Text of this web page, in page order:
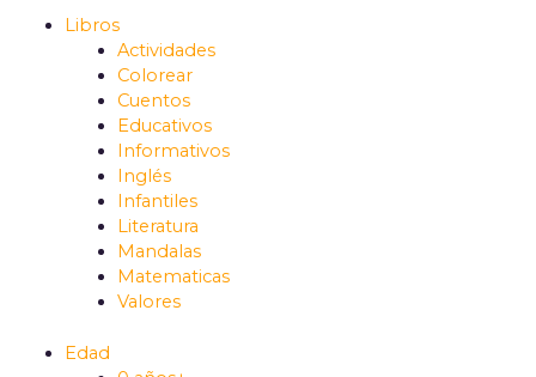
Libros
Actividades
Colorear
Cuentos
Educativos
Informativos
Inglés
Infantiles
Literatura
Mandalas
Matematicas
Valores
Edad